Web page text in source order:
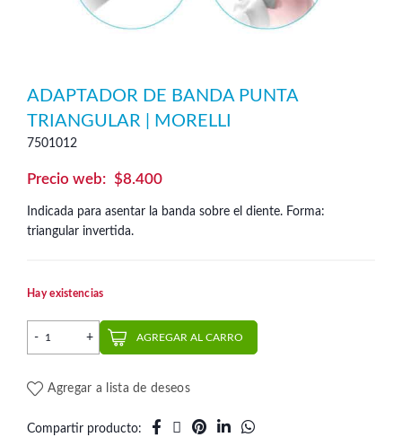
ADAPTADOR DE BANDA PUNTA
TRIANGULAR | MORELLI
7501012
$8.400
Indicada para asentar la banda sobre el diente. Forma:
triangular invertida.
Hay existencias
Adaptador de banda punta triangular | Morelli cantidad
AGREGAR AL CARRO
Agregar a lista de deseos
Compartir producto